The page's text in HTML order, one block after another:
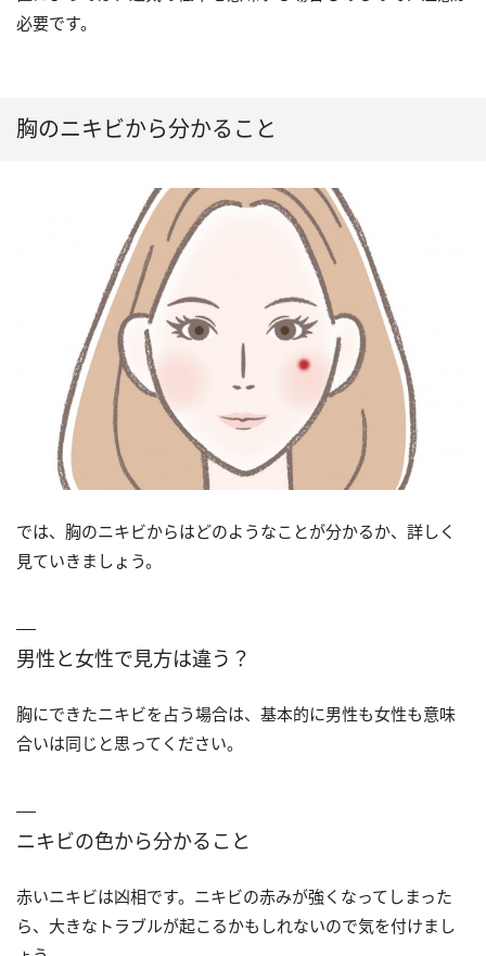
必要です。
胸のニキビから分かること
では、胸のニキビからはどのようなことが分かるか、詳しく
見ていきましょう。
男性と女性で見方は違う？
胸にできたニキビを占う場合は、基本的に男性も女性も意味
合いは同じと思ってください。
ニキビの色から分かること
赤いニキビは凶相です。ニキビの赤みが強くなってしまった
ら、大きなトラブルが起こるかもしれないので気を付けまし